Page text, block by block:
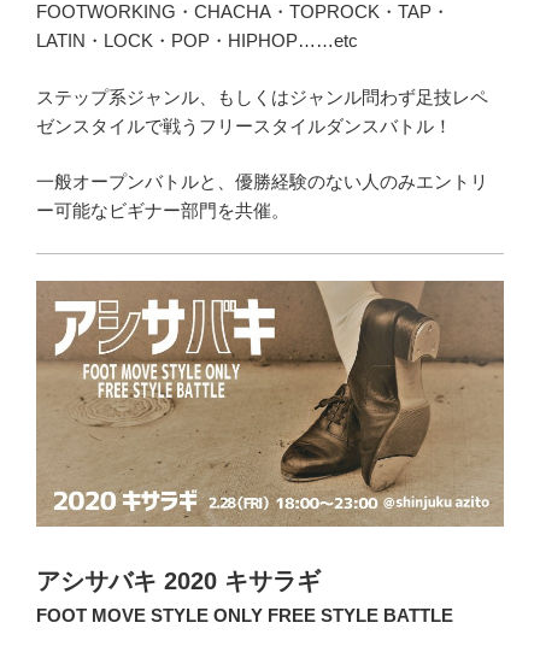
FOOTWORKING・CHACHA・TOPROCK・TAP・
LATIN・LOCK・POP・HIPHOP……etc
ステップ系ジャンル、もしくはジャンル問わず足技レペ
ゼンスタイルで戦うフリースタイルダンスバトル！
一般オープンバトルと、優勝経験のない人のみエントリ
ー可能なビギナー部門を共催。
アシサバキ 2020 キサラギ
FOOT MOVE STYLE ONLY FREE STYLE BATTLE